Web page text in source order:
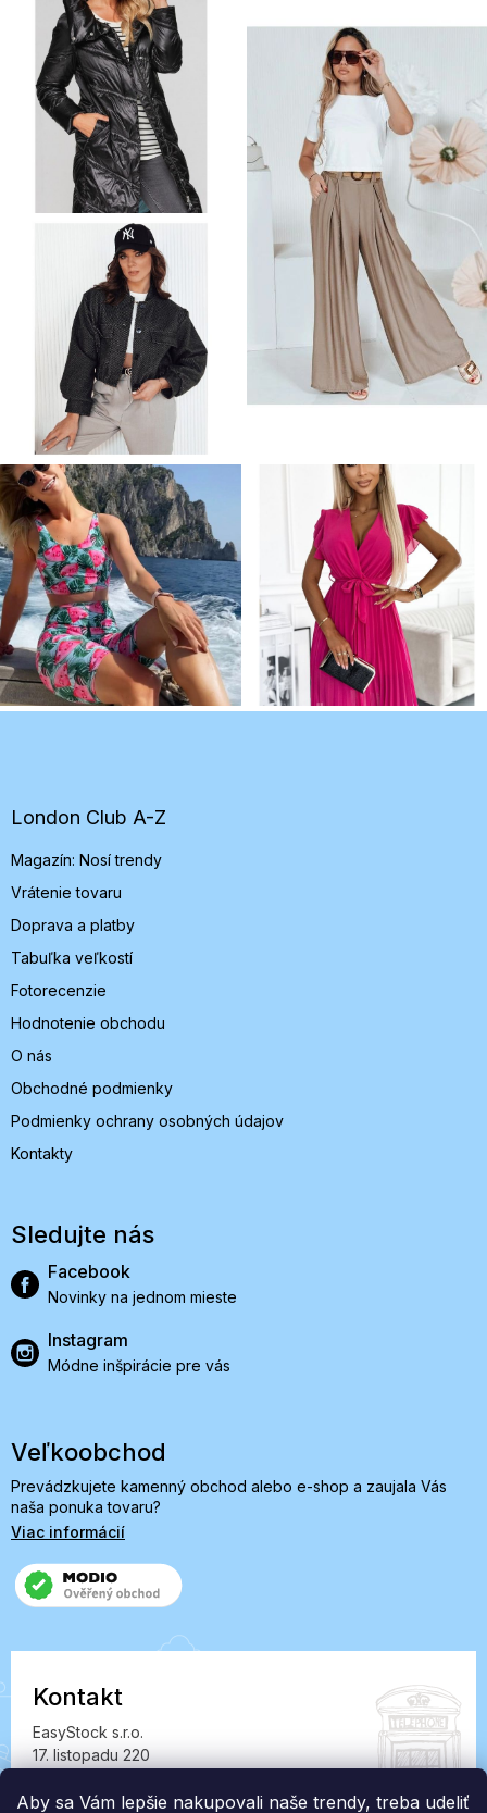
Aby sa Vám lepšie nakupovali naše trendy, treba udeliť
e
London Club A-Z
Magazín: Nosí trendy
Vrátenie tovaru
Doprava a platby
Tabuľka veľkostí
Fotorecenzie
Hodnotenie obchodu
O nás
Obchodné podmienky
Podmienky ochrany osobných údajov
Kontakty
Sledujte nás
Facebook
Novinky na jednom mieste
Instagram
Módne inšpirácie pre vás
Veľkoobchod
Prevádzkujete kamenný obchod alebo e-shop a zaujala Vás
naša ponuka tovaru?
Viac informácií
Kontakt
EasyStock s.r.o.
17. listopadu 220
IČ: 07727402, DIČ: CZ07727402